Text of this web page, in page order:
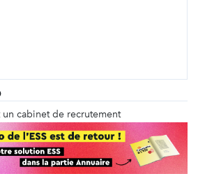
un cabinet de recrutement
plus de 40 ans dans le
en intérim, en management de
du recrutement de dirigeants et
volumiques, en France et à